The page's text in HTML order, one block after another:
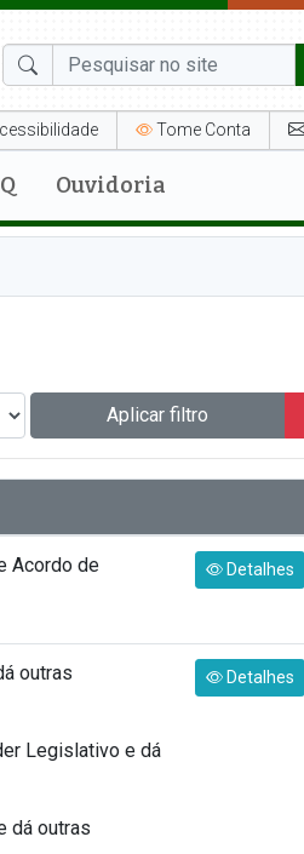
Tome Conta
Ouvidoria
Aplicar filtro
Acordo de
Detalhes
outras
Legislativo e dá
dá outras
Detalhes